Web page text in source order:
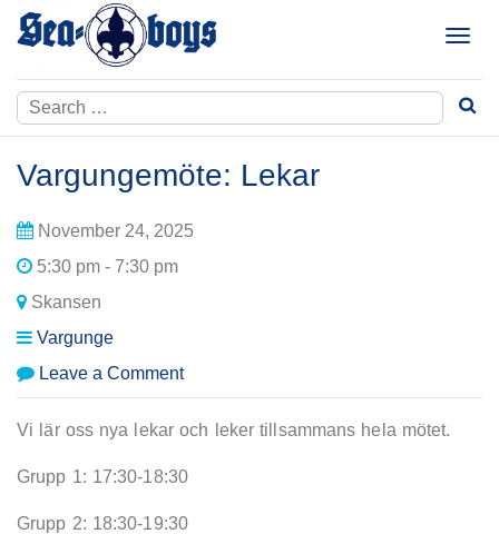
Skip
T
g
l
Search
for:
Vargungemöte: Lekar
November 24, 2025
5:30 pm - 7:30 pm
Skansen
Vargunge
Leave a Commenton
Vargungemöte:
Lekar
Vi lär oss nya lekar och leker tillsammans hela mötet.
Grupp 1: 17:30-18:30
Grupp 2: 18:30-19:30